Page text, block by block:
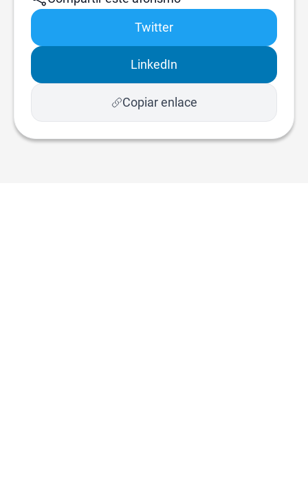
Twitter
LinkedIn
Copiar enlace